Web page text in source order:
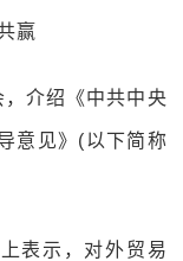
赢
介绍《中共中央
意见》(以下简称
表示，对外贸易